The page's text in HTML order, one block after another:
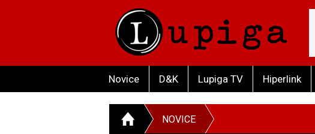
Novice D&K Lupiga TV Hiperlink
NOVICE